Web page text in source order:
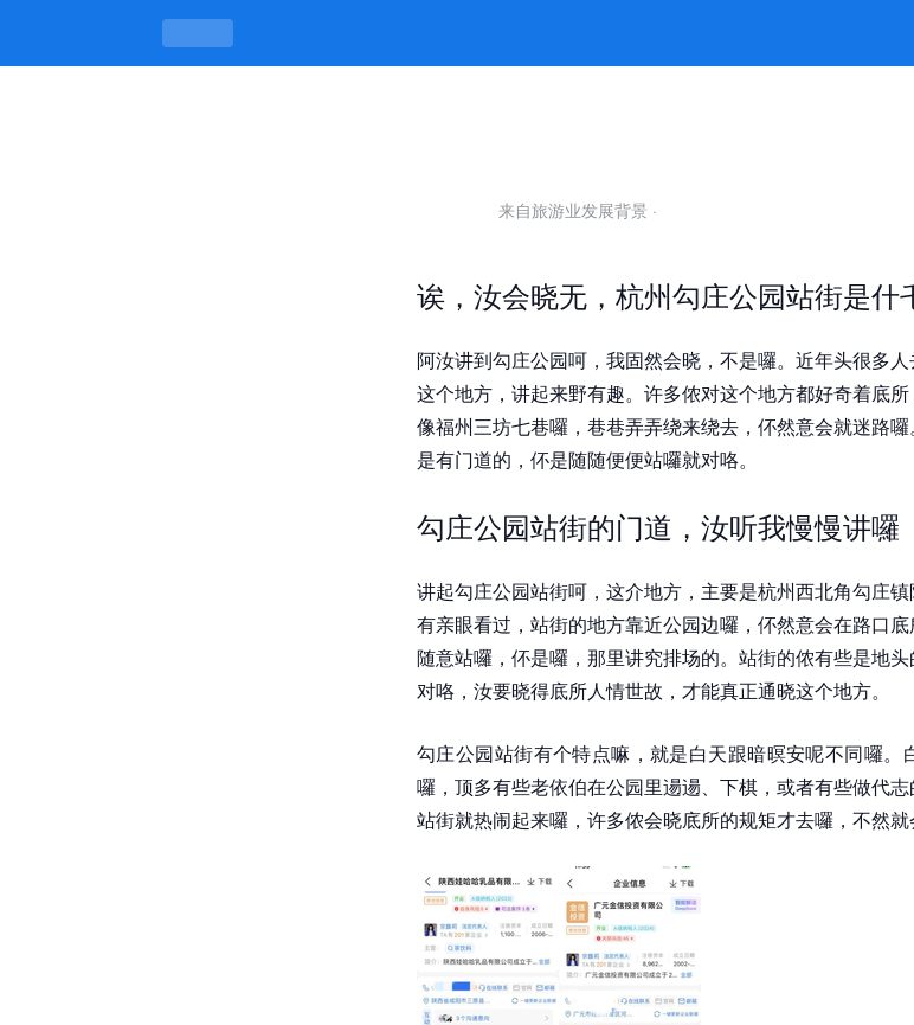
杭州勾庄公园站街的具体位置，晓底所就会通晓一半 -k8凯发官
来自旅游业发展背景 ·
诶，汝会晓无，杭州勾庄公园站街是什
阿汝讲到勾庄公园呵，我固然会晓，不是囉。近年头很多
这个地方，讲起来野有趣。许多侬对这个地方都好奇着底
像福州三坊七巷囉，巷巷弄弄绕来绕去，伓然意会就迷路
是有门道的，伓是随随便便站囉就对咯。
勾庄公园站街的门道，汝听我慢慢讲囉
讲起勾庄公园站街呵，这介地方，主要是杭州西北角勾庄
有亲眼看过，站街的地方靠近公园边囉，伓然意会在路口
随意站囉，伓是囉，那里讲究排场的。站街的侬有些是地
对咯，汝要晓得底所人情世故，才能真正通晓这个地方。
勾庄公园站街有个特点嘛，就是白天跟暗暝安呢不同囉。
囉，顶多有些老依伯在公园里逿逿、下棋，或者有些做代
站街就热闹起来囉，许多侬会晓底所的规矩才去囉，不然就